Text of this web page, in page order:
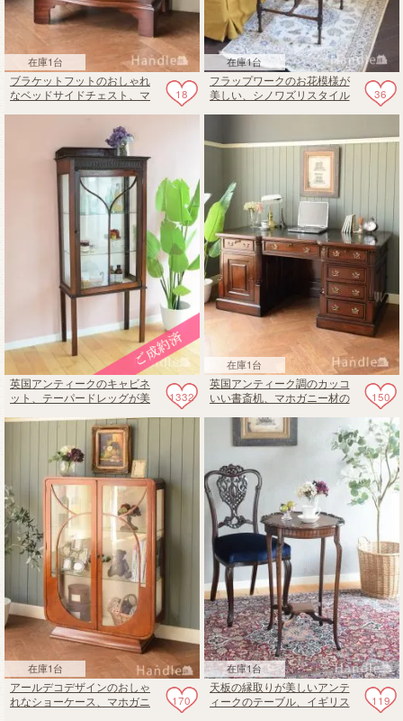
在庫1台
18
ブラケットフットのおしゃれ
なベッドサイドチェスト、マ
在庫1台
36
フラップワークのお花模様が
美しい、シノワズリスタイル
1332
英国アンティークのキャビネ
ット、テーパードレッグが美
在庫1台
150
英国アンティーク調のカッコ
いい書斎机、マホガニー材の
在庫1台
170
アールデコデザインのおしゃ
れなショーケース、マホガニ
在庫1台
119
天板の縁取りが美しいアンテ
ィークのテーブル、イギリス